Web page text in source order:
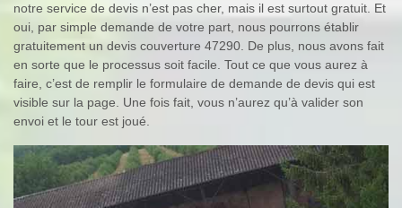
notre service de devis n’est pas cher, mais il est surtout gratuit. Et
oui, par simple demande de votre part, nous pourrons établir
gratuitement un devis couverture 47290. De plus, nous avons fait
en sorte que le processus soit facile. Tout ce que vous aurez à
faire, c’est de remplir le formulaire de demande de devis qui est
visible sur la page. Une fois fait, vous n’aurez qu’à valider son
envoi et le tour est joué.